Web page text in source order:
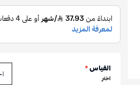
القياس*
اختر